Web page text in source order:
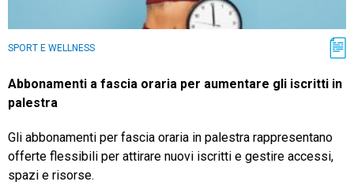
SPORT E WELLNESS
Abbonamenti a fascia oraria per aumentare gli iscritti in
palestra
Gli abbonamenti per fascia oraria in palestra rappresentano
offerte flessibili per attirare nuovi iscritti e gestire accessi,
spazi e risorse.